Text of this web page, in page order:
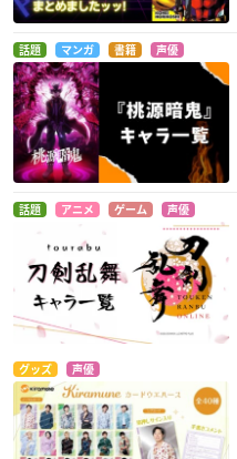
話題 マンガ 書籍 声優
話題 アニメ ゲーム 声優
グッズ 声優